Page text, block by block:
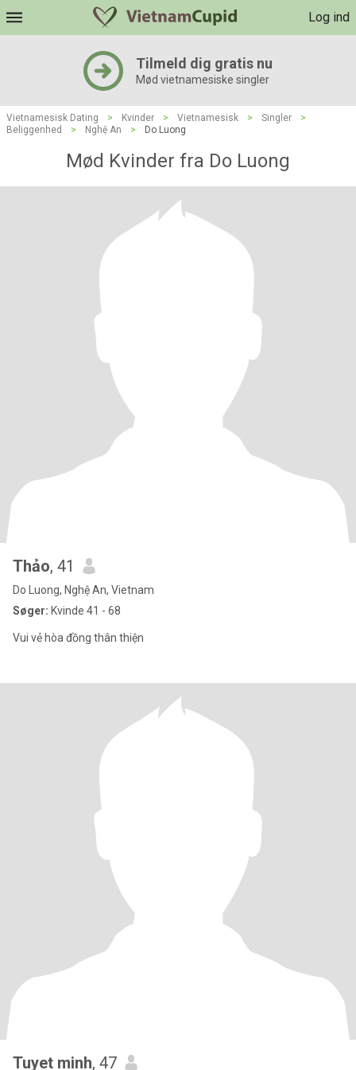
Log ind
Tilmeld dig gratis nu
Mød vietnamesiske singler
Vietnamesisk Dating > Kvinder > Vietnamesisk > Singler
>
Beliggenhed
> Nghệ An > Do Luong
Mød Kvinder fra Do Luong
Thảo, 41
Do Luong, Nghệ An, Vietnam
Søger: Kvinde 41 - 68
Vui vẻ hòa đồng thân thiện
Tuyet minh, 47